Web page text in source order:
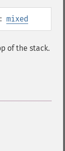
mixed
of the stack.